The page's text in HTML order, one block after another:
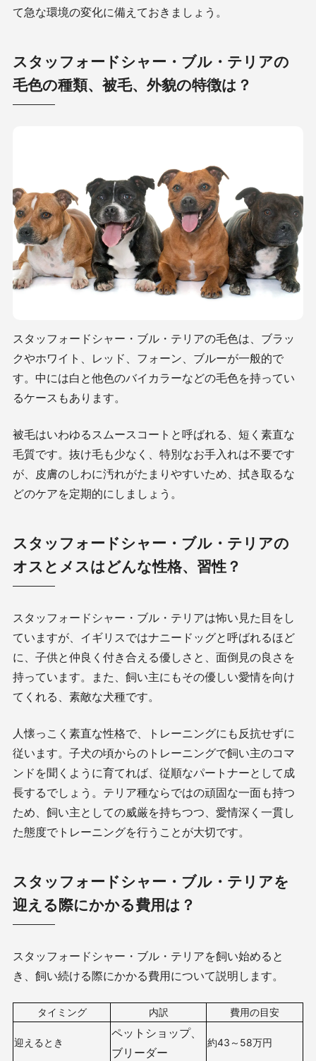
て急な環境の変化に備えておきましょう。
スタッフォードシャー・ブル・テリアの
毛色の種類、被毛、外貌の特徴は？
スタッフォードシャー・ブル・テリアの毛色は、ブラッ
クやホワイト、レッド、フォーン、ブルーが一般的で
す。中には白と他色のバイカラーなどの毛色を持ってい
るケースもあります。
被毛はいわゆるスムースコートと呼ばれる、短く素直な
毛質です。抜け毛も少なく、特別なお手入れは不要です
が、皮膚のしわに汚れがたまりやすいため、拭き取るな
どのケアを定期的にしましょう。
スタッフォードシャー・ブル・テリアの
オスとメスはどんな性格、習性？
スタッフォードシャー・ブル・テリアは怖い見た目をし
ていますが、イギリスではナニードッグと呼ばれるほど
に、子供と仲良く付き合える優しさと、面倒見の良さを
持っています。また、飼い主にもその優しい愛情を向け
てくれる、素敵な犬種です。
人懐っこく素直な性格で、トレーニングにも反抗せずに
従います。子犬の頃からのトレーニングで飼い主のコマ
ンドを聞くように育てれば、従順なパートナーとして成
長するでしょう。テリア種ならではの頑固な一面も持つ
ため、飼い主としての威厳を持ちつつ、愛情深く一貫し
た態度でトレーニングを行うことが大切です。
スタッフォードシャー・ブル・テリアを
迎える際にかかる費用は？
スタッフォードシャー・ブル・テリアを飼い始めると
き、飼い続ける際にかかる費用について説明します。
タイミング 内訳 費用の目安
迎えるとき
ペットショップ、
ブリーダー
約43～58万円